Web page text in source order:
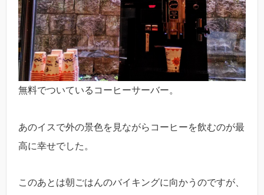
無料でついているコーヒーサーバー。
あのイスで外の景色を見ながらコーヒーを飲むのが最
高に幸せでした。
このあとは朝ごはんのバイキングに向かうのですが、